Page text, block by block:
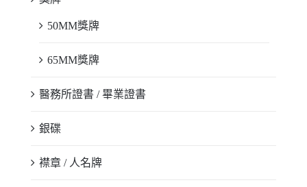
50MM獎牌
65MM獎牌
醫務所證書 / 畢業證書
銀碟
襟章 / 人名牌